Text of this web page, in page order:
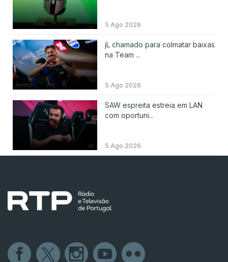
5 Ago 2026
jL chamado para colmatar baixas
na Team ...
5 Ago 2026
SAW espreita estreia em LAN
com oportuni...
5 Ago 2026